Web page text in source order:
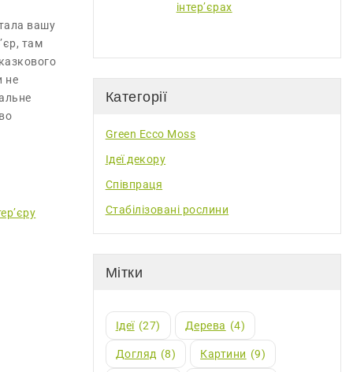
вашу
там
не
інтер’єрах
Категорії
Green Ecco Moss
Ідеї декору
Співпраця
Стабілізовані рослини
Мітки
Ідеї (27) Дерева (4)
Догляд (8) Картини (9)